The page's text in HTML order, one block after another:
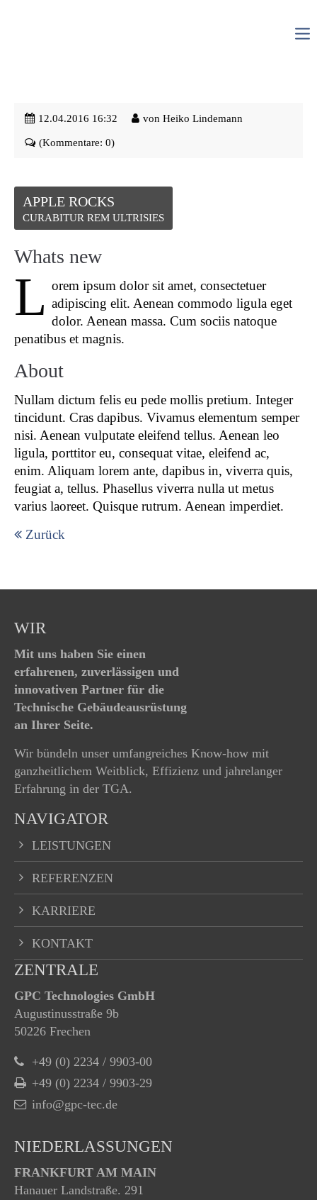
Passwort
Anmelden
Register |Lost your password?
Support
Lorem ipsum dolor sit amet:
24h/ 365days
We offer support for our customers
Mon - Fri 8:00am - 5:00pm (GMT +1)
Get in touch
Have any questions?
+44 1234 567 890
Drop us a line
info@yourdomain.com
About us
Lorem ipsum dolor sit amet, consectetuer
adipiscing elit.
Aenean commodo ligula eget dolor. Aenean
massa. Cum sociis natoque penatibus et magnis
dis parturient montes, nascetur ridiculus mus.
Donec quam felis, ultricies nec.
12.04.2016 16:32 von Heiko Lindemann
(Kommentare: 0)
APPLE ROCKS
CURABITUR REM ULTRISIES
Whats new
L orem ipsum dolor sit amet, consectetuer
adipiscing elit. Aenean commodo ligula eget
dolor. Aenean massa. Cum sociis natoque
penatibus et magnis.
About
Nullam dictum felis eu pede mollis pretium. Integer
tincidunt. Cras dapibus. Vivamus elementum semper
nisi. Aenean vulputate eleifend tellus. Aenean leo
ligula, porttitor eu, consequat vitae, eleifend ac,
enim. Aliquam lorem ante, dapibus in, viverra quis,
feugiat a, tellus. Phasellus viverra nulla ut metus
varius laoreet. Quisque rutrum. Aenean imperdiet.
Zurück
WIR
Mit uns haben Sie einen
erfahrenen, zuverlässigen und
innovativen Partner für die
Technische Gebäudeausrüstung
an Ihrer Seite.
Wir bündeln unser umfangreiches Know-how mit
ganzheitlichem Weitblick, Effizienz und jahrelanger
Erfahrung in der TGA.
NAVIGATOR
LEISTUNGEN
REFERENZEN
KARRIERE
KONTAKT
ZENTRALE
GPC Technologies GmbH
Augustinusstraße 9b
50226 Frechen
+49 (0) 2234 / 9903-00
+49 (0) 2234 / 9903-29
info@gpc-tec.de
NIEDERLASSUNGEN
FRANKFURT AM MAIN
Hanauer Landstraße. 291